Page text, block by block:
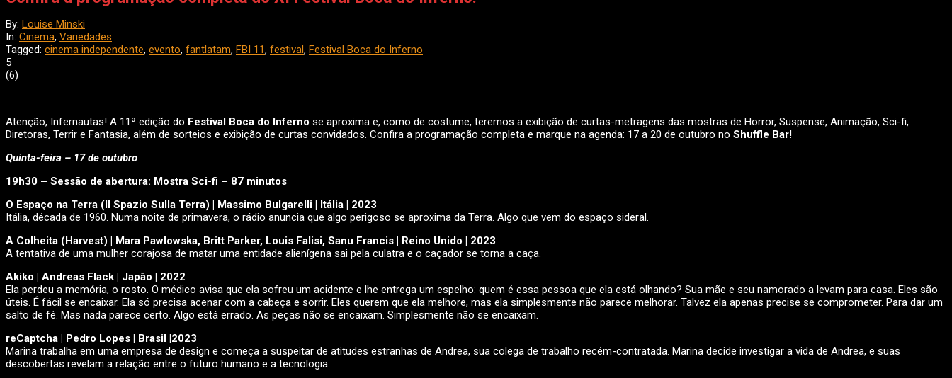
By: Louise Minski
In: Cinema, Variedades
Tagged: cinema independente, evento, fantlatam, FBI 11, festival, Festival Boca do Inferno
5
(6)
Atenção, Infernautas! A 11ª edição do Festival Boca do Inferno se aproxima e, como de costume, teremos a exibição de curtas-metragens das mostras de Horror, Suspense, Animação, Sci-fi,
Diretoras, Terrir e Fantasia, além de sorteios e exibição de curtas convidados. Confira a programação completa e marque na agenda: 17 a 20 de outubro no Shuffle Bar!
Quinta-feira – 17 de outubro
19h30 – Sessão de abertura: Mostra Sci-fi – 87 minutos
O Espaço na Terra (Il Spazio Sulla Terra) | Massimo Bulgarelli | Itália | 2023
Itália, década de 1960. Numa noite de primavera, o rádio anuncia que algo perigoso se aproxima da Terra. Algo que vem do espaço sideral.
A Colheita (Harvest) | Mara Pawlowska, Britt Parker, Louis Falisi, Sanu Francis | Reino Unido | 2023
A tentativa de uma mulher corajosa de matar uma entidade alienígena sai pela culatra e o caçador se torna a caça.
Akiko | Andreas Flack | Japão | 2022
Ela perdeu a memória, o rosto. O médico avisa que ela sofreu um acidente e lhe entrega um espelho: quem é essa pessoa que ela está olhando? Sua mãe e seu namorado a levam para casa. Eles são
úteis. É fácil se encaixar. Ela só precisa acenar com a cabeça e sorrir. Eles querem que ela melhore, mas ela simplesmente não parece melhorar. Talvez ela apenas precise se comprometer. Para dar um
salto de fé. Mas nada parece certo. Algo está errado. As peças não se encaixam. Simplesmente não se encaixam.
reCaptcha | Pedro Lopes | Brasil |2023
Marina trabalha em uma empresa de design e começa a suspeitar de atitudes estranhas de Andrea, sua colega de trabalho recém-contratada. Marina decide investigar a vida de Andrea, e suas
descobertas revelam a relação entre o futuro humano e a tecnologia.